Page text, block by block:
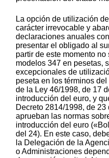
La opción de utilización
carácter irrevocable y
declaraciones anuales
presentar el obligado al
partir de este momento
modelos 347 en pesetas,
excepcionales de
peseta en los términos
de la Ley 46/1998, de 17
introducción del euro, y
Decreto 2814/1998, de
aprueban las normas
introducción del euro
del 24). En este caso,
la Delegación de la
o Administraciones